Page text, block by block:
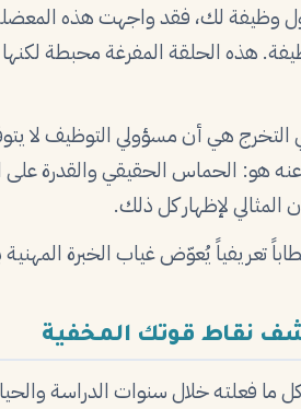
لك، فقد واجهت هذه المعضلة
هذه الحلقة المفرغة محبطة لكنها
التخرج هي أن مسؤولي التوظيف لا
هو: الحماس الحقيقي والقدرة على
المثالي لإظهار كل ذلك.
تعريفياً يُعوّض غياب الخبرة المهنية
نقاط قوتك المخفية
ما فعلته خلال سنوات الدراسة